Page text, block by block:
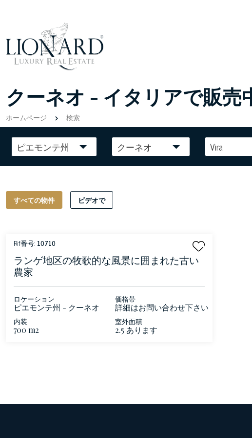
クーネオ - イタリアで販売
ホームページ 検索
ピエモンテ州 クーネオ Vira
すべての物件 ビデオで
Rif番号: 10710
ランゲ地区の牧歌的な風景に囲まれた古い
農家
ロケーション
ピエモンテ州 - クーネオ
- ランゲ
価格帯
詳細はお問い合わせ下さい
内装
700 m2
室外面積
2.5 あります